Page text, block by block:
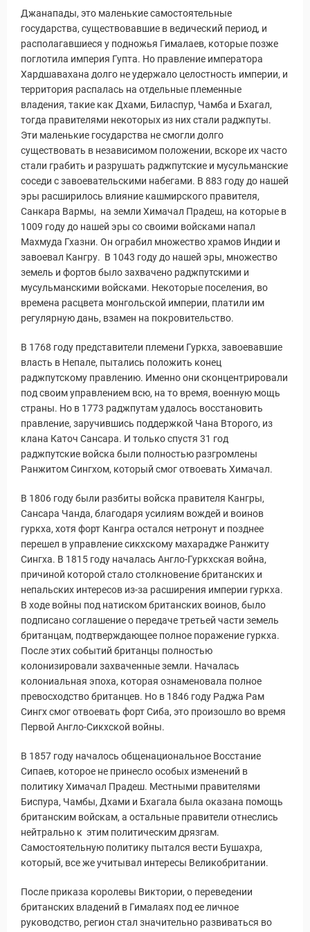
Джанапады, это маленькие самостоятельные
государства, существовавшие в ведический период, и
располагавшиеся у подножья Гималаев, которые позже
поглотила империя Гупта. Но правление императора
Хардшавахана долго не удержало целостность империи, и
территория распалась на отдельные племенные
владения, такие как Дхами, Биласпур, Чамба и Бхагал,
тогда правителями некоторых из них стали раджпуты.
Эти маленькие государства не смогли долго
существовать в независимом положении, вскоре их часто
стали грабить и разрушать раджпутские и мусульманские
соседи с завоевательскими набегами. В 883 году до нашей
эры расширилось влияние кашмирского правителя,
Санкара Вармы, на земли Химачал Прадеш, на которые в
1009 году до нашей эры со своими войсками напал
Махмуда Гхазни. Он ограбил множество храмов Индии и
завоевал Кангру. В 1043 году до нашей эры, множество
земель и фортов было захвачено раджпутскими и
мусульманскими войсками. Некоторые поселения, во
времена расцвета монгольской империи, платили им
регулярную дань, взамен на покровительство.
В 1768 году представители племени Гуркха, завоевавшие
власть в Непале, пытались положить конец
раджпутскому правлению. Именно они сконцентрировали
под своим управлением всю, на то время, военную мощь
страны. Но в 1773 раджпутам удалось восстановить
правление, заручившись поддержкой Чана Второго, из
клана Каточ Сансара. И только спустя 31 год
раджпутские войска были полностью разгромлены
Ранжитом Сингхом, который смог отвоевать Химачал.
В 1806 году были разбиты войска правителя Кангры,
Сансара Чанда, благодаря усилиям вождей и воинов
гуркха, хотя форт Кангра остался нетронут и позднее
перешел в управление сикхскому махарадже Ранжиту
Сингха. В 1815 году началась Англо-Гуркхская война,
причиной которой стало столкновение британских и
непальских интересов из-за расширения империи гуркха.
В ходе войны под натиском британских воинов, было
подписано соглашение о передаче третьей части земель
британцам, подтверждающее полное поражение гуркха.
После этих событий британцы полностью
колонизировали захваченные земли. Началась
колониальная эпоха, которая ознаменовала полное
превосходство британцев. Но в 1846 году Раджа Рам
Сингх смог отвоевать форт Сиба, это произошло во время
Первой Англо-Сикхской войны.
В 1857 году началось общенациональное Восстание
Сипаев, которое не принесло особых изменений в
политику Химачал Прадеш. Местными правителями
Биспура, Чамбы, Дхами и Бхагала была оказана помощь
британским войскам, а остальные правители отнеслись
нейтрально к этим политическим дрязгам.
Самостоятельную политику пытался вести Бушахра,
который, все же учитывал интересы Великобритании.
После приказа королевы Виктории, о переведении
британских владений в Гималаях под ее личное
руководство, регион стал значительно развиваться во